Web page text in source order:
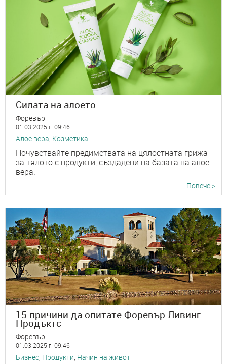
Силата на алоето
Форевър
01.03.2025 г. 09:46
Алое вера, Козметика
Почувствайте предимствата на цялостната грижа
за тялото с продукти, създадени на базата на алое
вера.
Повече >
15 причини да опитате Форевър Ливинг
Продъктс
Форевър
01.03.2025 г. 09:46
Бизнес, Продукти, Начин на живот